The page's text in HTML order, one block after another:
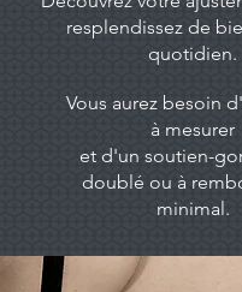
resplendissez de
quotidien.
Vous aurez besoin
à mesurer
et d'un soutien-
doublé ou à
minimal.